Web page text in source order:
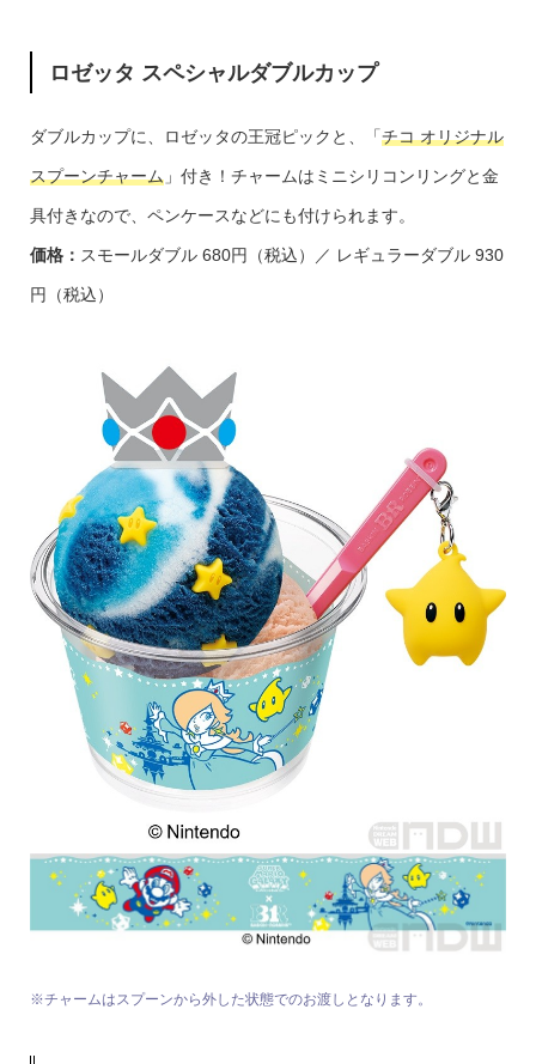
ロゼッタ スペシャルダブルカップ
ダブルカップに、ロゼッタの王冠ピックと、「チコ オリジナル
スプーンチャーム」付き！チャームはミニシリコンリングと金
具付きなので、ペンケースなどにも付けられます。
価格： スモールダブル 680円（税込）／ レギュラーダブル 930
円（税込）
※チャームはスプーンから外した状態でのお渡しとなります。